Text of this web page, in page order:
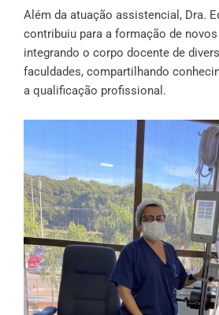
Além da atuação assistencial, Dra.
contribuiu para a formação de
integrando o corpo docente de
faculdades, compartilhando
a qualificação profissional.